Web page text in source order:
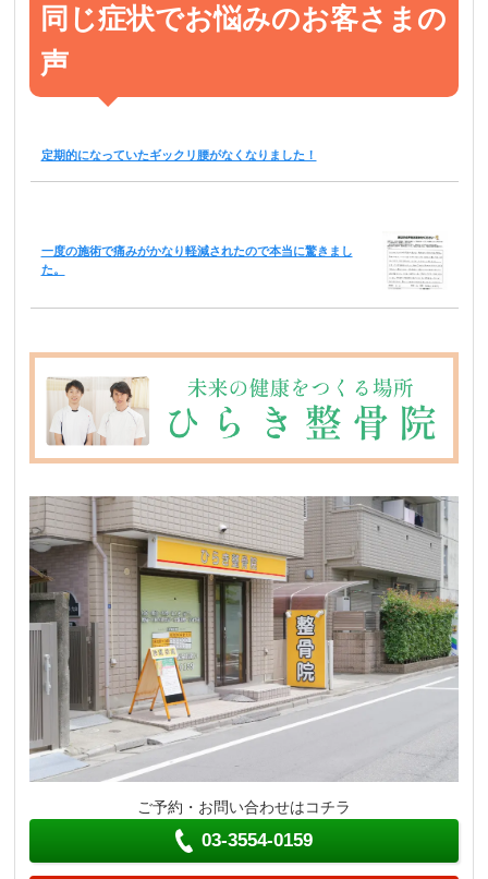
同じ症状でお悩みのお客さまの
声
定期的になっていたギックリ腰がなくなりました！
一度の施術で痛みがかなり軽減されたので本当に驚きまし
た。
ご予約・お問い合わせはコチラ
03-3554-0159